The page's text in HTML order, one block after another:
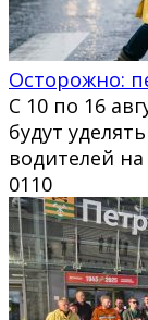
Осторожно:
С 10 по 16
будут
водителей
0110